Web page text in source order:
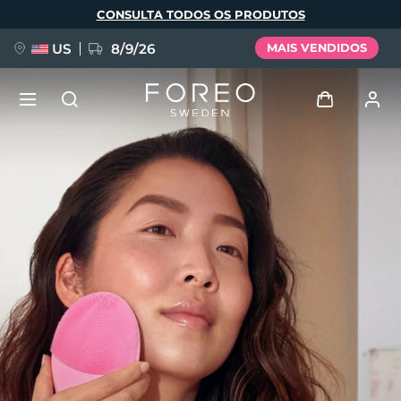
principal
CONSULTA TODOS OS PRODUTOS
US 8/9/26 MAIS VENDIDOS
Perfil de usuário
Meus aparelhos
Meus pedidos
Meus endereços
As minhas subscrições
NOVIDADE
FAQ™ Pure Beauty-Tech Elixir
BREAKING NEWS
issa™ Teeth Whitening Set
Idioma
English Deutsch
Español
Français
Italiano
Português
Polski
Svenska
Русский
Türkçe
简体中文 繁體中文